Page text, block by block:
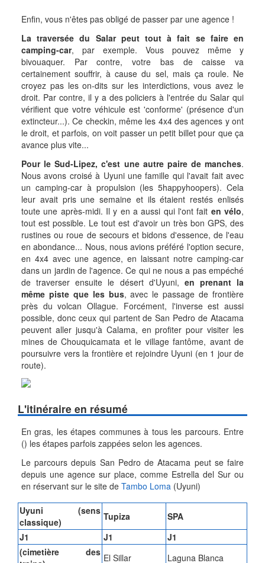
Enfin, vous n'êtes pas obligé de passer par une agence !
La traversée du Salar peut tout à fait se faire en
camping-car, par exemple. Vous pouvez même y
bivouaquer. Par contre, votre bas de caisse va
certainement souffrir, à cause du sel, mais ça roule. Ne
croyez pas les on-dits sur les interdictions, vous avez le
droit. Par contre, il y a des policiers à l'entrée du Salar qui
vérifient que votre véhicule est 'conforme' (présence d'un
extincteur...). Ce checkin, même les 4x4 des agences y ont
le droit, et parfois, on voit passer un petit billet pour que ça
avance plus vite...
Pour le Sud-Lipez, c'est une autre paire de manches.
Nous avons croisé à Uyuni une famille qui l'avait fait avec
un camping-car à propulsion (les 5happyhoopers). Cela
leur avait pris une semaine et ils étaient restés enlisés
toute une après-midi. Il y en a aussi qui l'ont fait en vélo,
tout est possible. Le tout est d'avoir un très bon GPS, des
rustines ou roue de secours et bidons d'essence, de l'eau
en abondance... Nous, nous avions préféré l'option secure,
en 4x4 avec une agence, en laissant notre camping-car
dans un jardin de l'agence. Ce qui ne nous a pas empéché
de traverser ensuite le désert d'Uyuni, en prenant la
même piste que les bus, avec le passage de frontière
près du volcan Ollague. Forcément, l'inverse est aussi
possible, donc ceux qui partent de San Pedro de Atacama
peuvent aller jusqu'à Calama, en profiter pour visiter les
mines de Chouquicamata et le village fantôme, avant de
poursuivre vers la frontière et rejoindre Uyuni (en 1 jour de
route).
L'itinéraire en résumé
En gras, les étapes communes à tous les parcours. Entre
() les étapes parfois zappées selon les agences.
Le parcours depuis San Pedro de Atacama peut se faire
depuis une agence sur place, comme Estrella del Sur ou
en réservant sur le site de Tambo Loma (Uyuni)
Uyuni (sens
classique)
Tupiza
SPA
J1
J1
J1
(cimetière des El Sillar Laguna Blanca